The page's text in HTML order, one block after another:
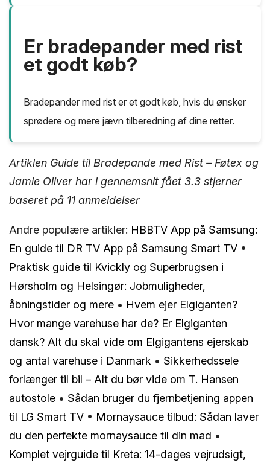
Er bradepander med rist
et godt køb?
Bradepander med rist er et godt køb, hvis du ønsker
sprødere og mere jævn tilberedning af dine retter.
Artiklen Guide til Bradepande med Rist – Føtex og
Jamie Oliver har i gennemsnit fået 3.3 stjerner
baseret på 11 anmeldelser
Andre populære artikler: HBBTV App på Samsung:
En guide til DR TV App på Samsung Smart TV •
Praktisk guide til Kvickly og Superbrugsen i
Hørsholm og Helsingør: Jobmuligheder,
åbningstider og mere • Hvem ejer Elgiganten?
Hvor mange varehuse har de? Er Elgiganten
dansk? Alt du skal vide om Elgigantens ejerskab
og antal varehuse i Danmark • Sikkerhedssele
forlænger til bil – Alt du bør vide om T. Hansen
autostole • Sådan bruger du fjernbetjening appen
til LG Smart TV • Mornaysauce tilbud: Sådan laver
du den perfekte mornaysauce til din mad •
Komplet vejrguide til Kreta: 14-dages vejrudsigt,